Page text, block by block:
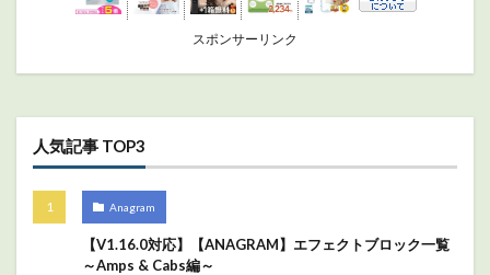
スポンサーリンク
人気記事 TOP3
Anagram
【V1.16.0対応】【ANAGRAM】エフェクトブロック一覧
～Amps & Cabs編～